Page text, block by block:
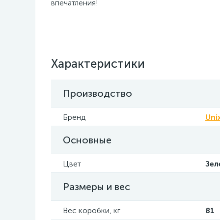
впечатления!
Характеристики
Производство
Бренд
Основные
Цвет
Размеры и вес
Вес коробки, кг
81